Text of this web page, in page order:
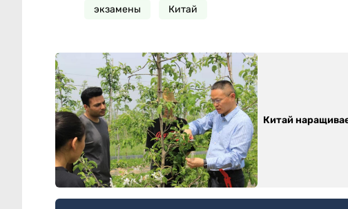
экзамены Китай
Китай